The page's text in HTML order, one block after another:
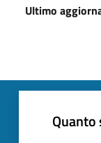
Ultimo